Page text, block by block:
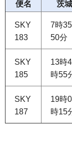
便名 茨
SKY
183
7時
50分
SKY
185
13時
時55
SKY
187
19時
時15